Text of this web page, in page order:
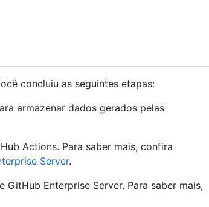
concluiu as seguintes etapas:
armazenar dados gerados pelas
Actions. Para saber mais, confira
Server.
Enterprise Server. Para saber mais,